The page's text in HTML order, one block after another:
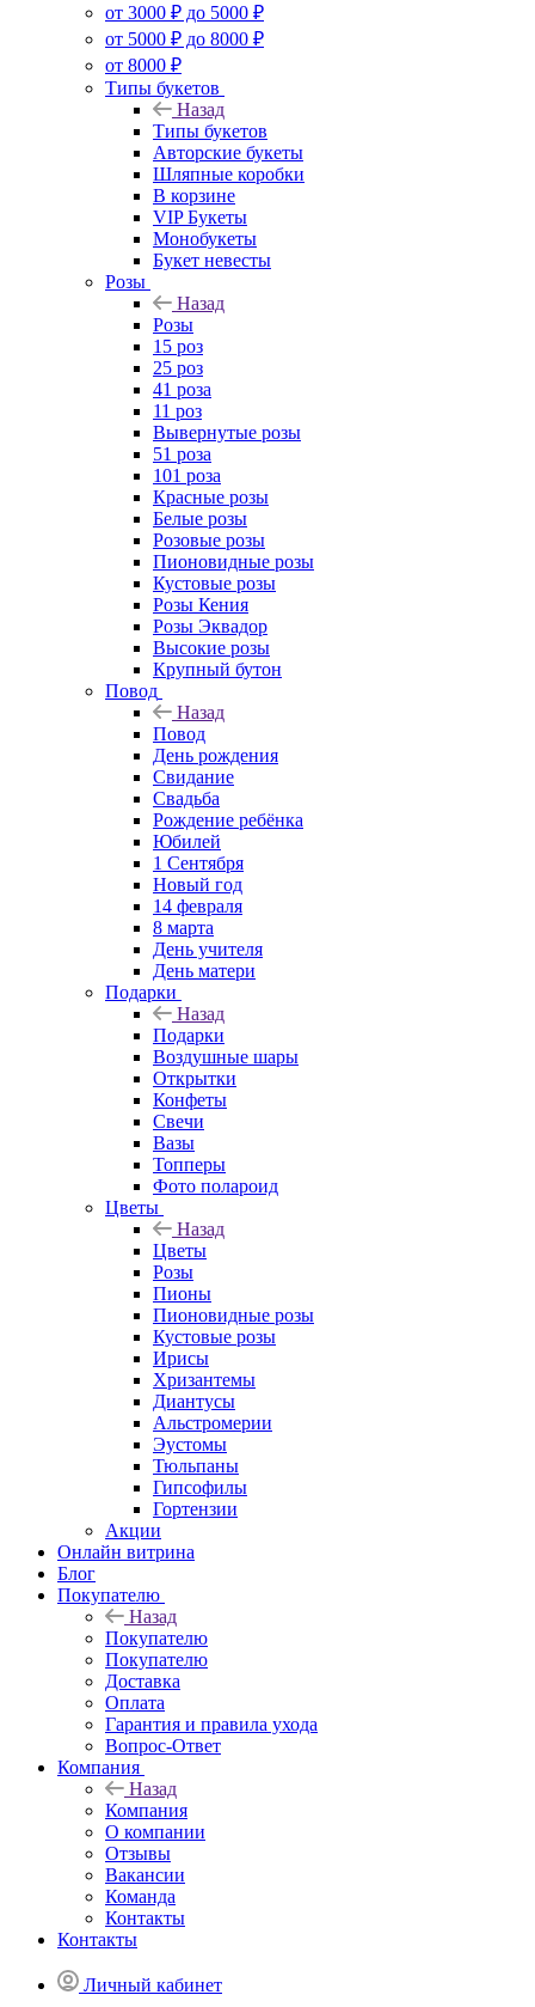
от 3000 ₽ до 5000 ₽
от 5000 ₽ до 8000 ₽
от 8000 ₽
Типы букетов
Назад
Типы букетов
Авторские букеты
Шляпные коробки
В корзине
VIP Букеты
Монобукеты
Букет невесты
Розы
Назад
Розы
15 роз
25 роз
41 роза
11 роз
Вывернутые розы
51 роза
101 роза
Красные розы
Белые розы
Розовые розы
Пионовидные розы
Кустовые розы
Розы Кения
Розы Эквадор
Высокие розы
Крупный бутон
Повод
Назад
Повод
День рождения
Свидание
Свадьба
Рождение ребёнка
Юбилей
1 Сентября
Новый год
14 февраля
8 марта
День учителя
День матери
Подарки
Назад
Подарки
Воздушные шары
Открытки
Конфеты
Свечи
Вазы
Топперы
Фото полароид
Цветы
Назад
Цветы
Розы
Пионы
Пионовидные розы
Кустовые розы
Ирисы
Хризантемы
Диантусы
Альстромерии
Эустомы
Тюльпаны
Гипсофилы
Гортензии
Акции
Онлайн витрина
Блог
Покупателю
Назад
Покупателю
Покупателю
Доставка
Оплата
Гарантия и правила ухода
Вопрос-Ответ
Компания
Назад
Компания
О компании
Отзывы
Вакансии
Команда
Контакты
Контакты
Личный кабинет